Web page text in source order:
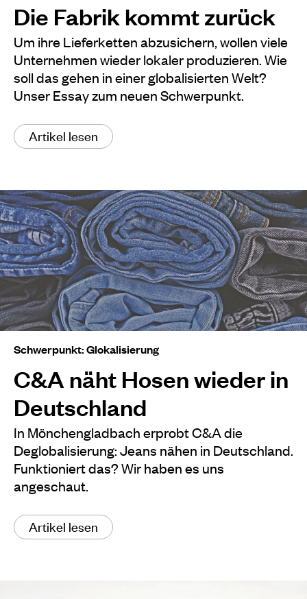
Die Fabrik kommt zurück
Um ihre Lieferketten abzusichern, wollen viele
Unternehmen wieder lokaler produzieren. Wie
soll das gehen in einer globalisierten Welt?
Unser Essay zum neuen Schwerpunkt.
Artikel lesen
Schwerpunkt: Glokalisierung
C&A näht Hosen wieder in
Deutschland
In Mönchengladbach erprobt C&A die
Deglobalisierung: Jeans nähen in Deutschland.
Funktioniert das? Wir haben es uns
angeschaut.
Artikel lesen